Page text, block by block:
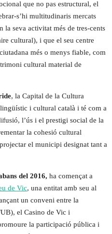
que no pas estructural, el
s’hi multitudinaris mercats
la seva activitat més de tres-cents
cultural), i que el seu centre
més o menys fiable, com
cultural material de
, la Capital de la Cultura
i cultural català i té com a
l’ús i el prestigi social de la
la cohesió cultural
el municipi designat tant a
del 2016, ha començat a
de Vic, una entitat amb seu al
un conveni entre la
el Casino de Vic i
la participació pública i